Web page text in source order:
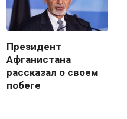
Президент
Афганистана
рассказал о своем
побеге